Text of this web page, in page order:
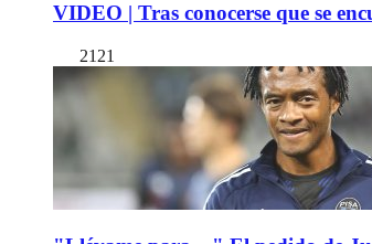
VIDEO | Tras conocerse que se
2121